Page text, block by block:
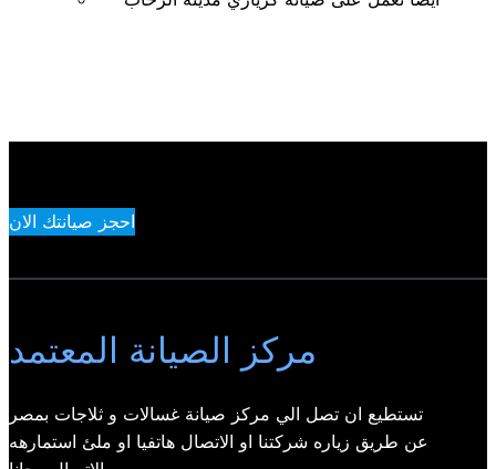
احجز صيانتك الان
مركز الصيانة المعتمد
تستطيع ان تصل الي مركز صيانة غسالات و ثلاجات بمصر
عن طريق زياره شركتنا او الاتصال هاتفيا او ملئ استمارهه